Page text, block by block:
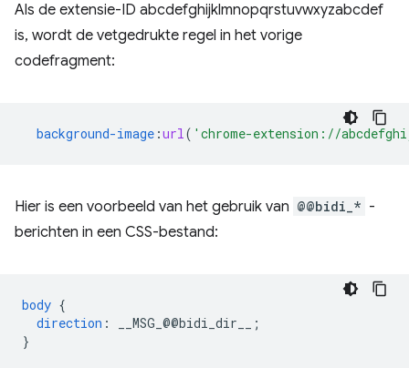
Als de extensie-ID abcdefghijklmnopqrstuvwxyzabcdef
is, wordt de vetgedrukte regel in het vorige
codefragment:
background-image :url( 'chrome-extension://
Hier is een voorbeeld van het gebruik van @@bidi_* -
berichten in een CSS-bestand:
body {
direction : __MSG_ @@bidi_dir__
;
}